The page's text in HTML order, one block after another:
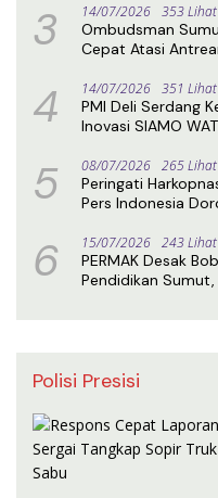
3 14/07/2026 353 Lihat
Ombudsman
Cepat Atasi
4 14/07/2026 351 Lihat
PMI Deli Serdang
Inovasi SIAMO
5 08/07/2026 265 Lihat
Peringati
Pers Indonesia
6 15/07/2026 243 Lihat
PERMAK Desak
Pendidikan
Polisi Presisi